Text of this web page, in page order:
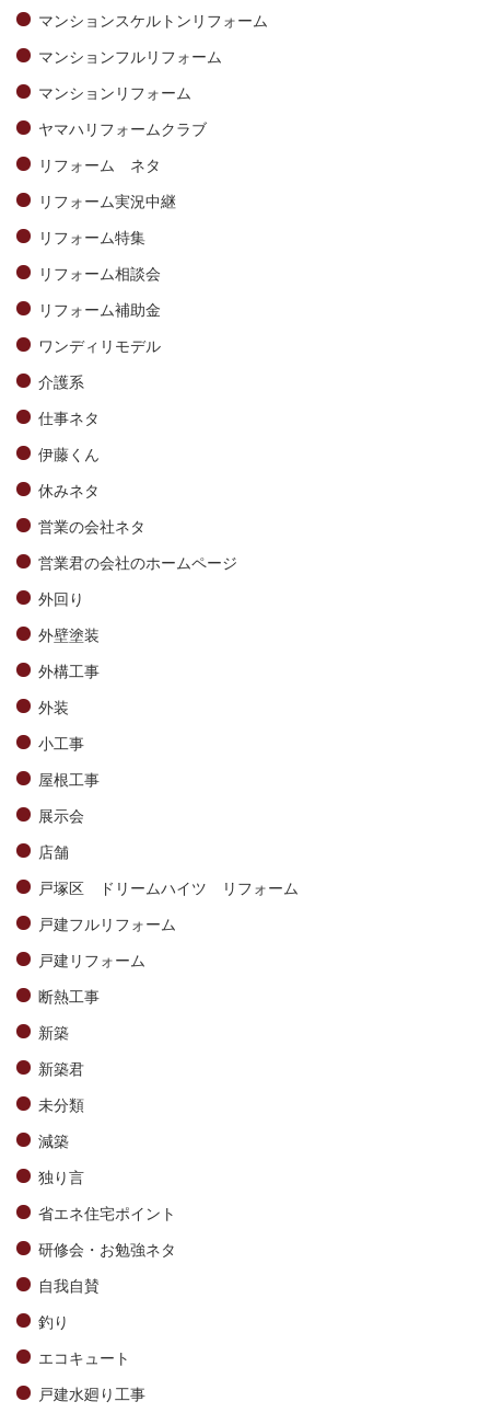
マンションスケルトンリフォーム
マンションフルリフォーム
マンションリフォーム
ヤマハリフォームクラブ
リフォーム ネタ
リフォーム実況中継
リフォーム特集
リフォーム相談会
リフォーム補助金
ワンディリモデル
介護系
仕事ネタ
伊藤くん
休みネタ
営業の会社ネタ
営業君の会社のホームページ
外回り
外壁塗装
外構工事
外装
小工事
屋根工事
展示会
店舗
戸塚区 ドリームハイツ リフォーム
戸建フルリフォーム
戸建リフォーム
断熱工事
新築
新築君
未分類
減築
独り言
省エネ住宅ポイント
研修会・お勉強ネタ
自我自賛
釣り
エコキュート
戸建水廻り工事